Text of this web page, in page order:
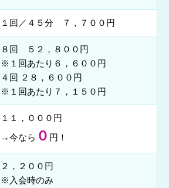
１回／４５分 ７，７００円
８回 ５２，８００円
※１回あたり６，６００円
４回 ２８，６００円
※１回あたり７，１５０円
１１，０００円
→今なら ０ 円！
２，２００円
※入会時のみ